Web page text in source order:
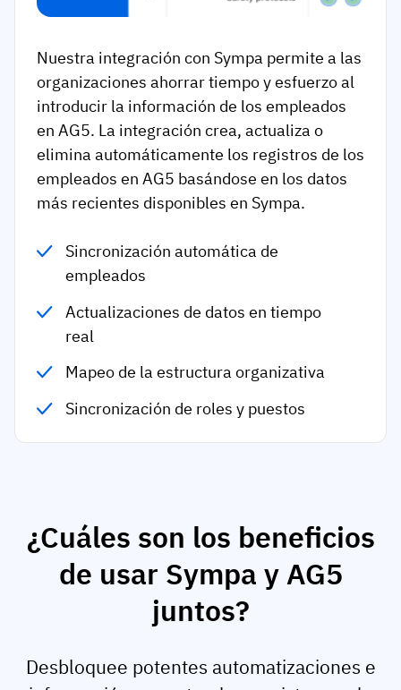
Nuestra integración con Sympa permite a las
organizaciones ahorrar tiempo y esfuerzo al
introducir la información de los empleados
en AG5. La integración crea, actualiza o
elimina automáticamente los registros de los
empleados en AG5 basándose en los datos
más recientes disponibles en Sympa.
Sincronización automática de
empleados
Actualizaciones de datos en tiempo
real
Mapeo de la estructura organizativa
Sincronización de roles y puestos
¿Cuáles son los beneficios
de usar Sympa y AG5
juntos?
Desbloquee potentes automatizaciones e